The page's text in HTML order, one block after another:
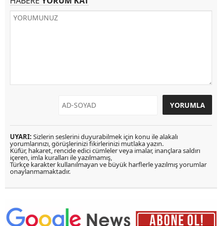
UYARI: Sizlerin seslerini duyurabilmek için konu ile alakalı
yorumlarınızı, görüşlerinizi fikirlerinizi mutlaka yazın.
Küfür, hakaret, rencide edici cümleler veya imalar, inançlara saldırı
içeren, imla kuralları ile yazılmamış,
Türkçe karakter kullanılmayan ve büyük harflerle yazılmış yorumlar
onaylanmamaktadır.